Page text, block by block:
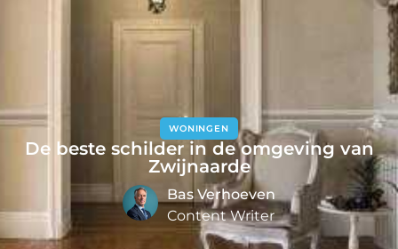
WONINGEN
De beste schilder in de omgeving van
Zwijnaarde
Bas Verhoeven
Content Writer